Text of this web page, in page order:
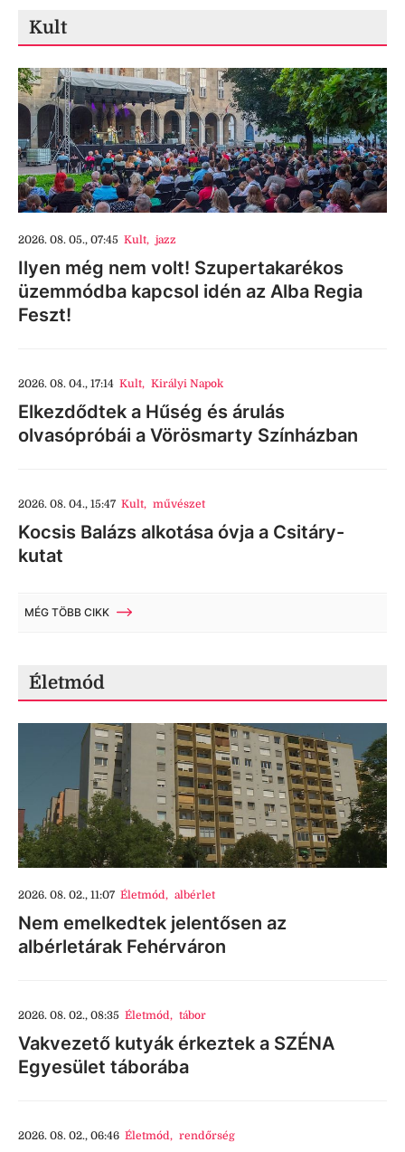
Kult
2026. 08. 05., 07:45 Kult, jazz
Ilyen még nem volt! Szupertakarékos
üzemmódba kapcsol idén az Alba Regia
Feszt!
2026. 08. 04., 17:14 Kult, Királyi Napok
Elkezdődtek a Hűség és árulás
olvasópróbái a Vörösmarty Színházban
2026. 08. 04., 15:47 Kult, művészet
Kocsis Balázs alkotása óvja a Csitáry-
kutat
MÉG TÖBB CIKK
Életmód
2026. 08. 02., 11:07 Életmód, albérlet
Nem emelkedtek jelentősen az
albérletárak Fehérváron
2026. 08. 02., 08:35 Életmód, tábor
Vakvezető kutyák érkeztek a SZÉNA
Egyesület táborába
2026. 08. 02., 06:46 Életmód, rendőrség